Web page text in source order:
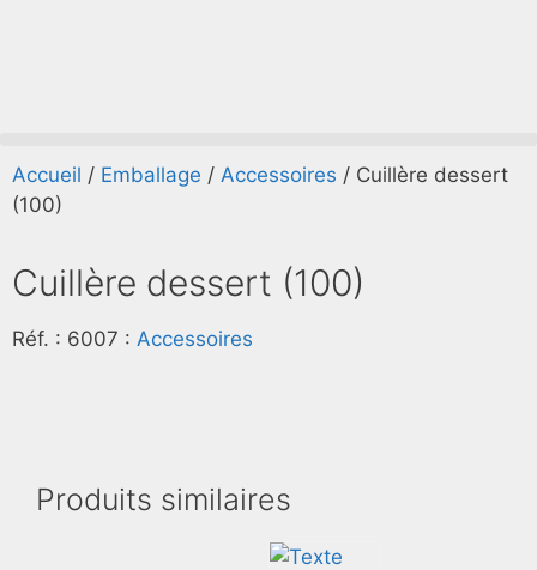
Accueil / Emballage / Accessoires / Cuillère dessert
(100)
Cuillère dessert (100)
Réf. : 6007 : Accessoires
Produits similaires